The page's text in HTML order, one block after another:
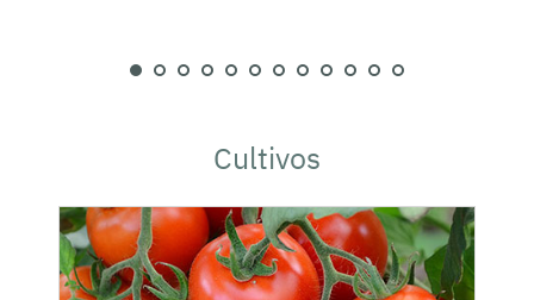
Cultivos